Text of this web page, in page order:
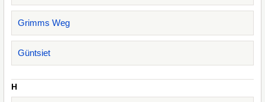
Grimms Weg
Güntsiet
H